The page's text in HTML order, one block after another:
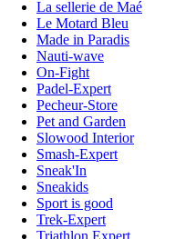
La sellerie de Maé
Le Motard Bleu
Made in Paradis
Nauti-wave
On-Fight
Padel-Expert
Pecheur-Store
Pet and Garden
Slowood Interior
Smash-Expert
Sneak'In
Sneakids
Sport is good
Trek-Expert
Triathlon Expert